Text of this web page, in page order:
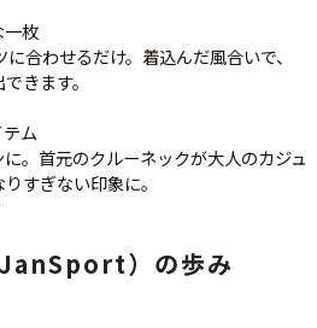
一枚
合わせるだけ。着込んだ風合いで、
きます。
ム
。首元のクルーネックが大人のカジュ
すぎない印象に。
）の歩み